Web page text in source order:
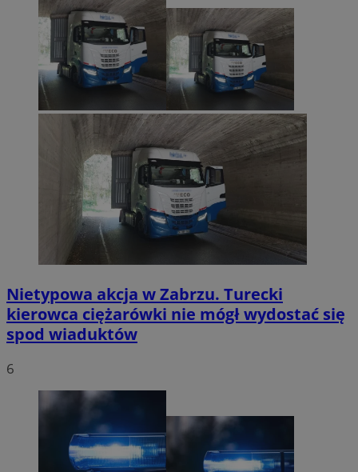
Nietypowa akcja w Zabrzu. Turecki
kierowca ciężarówki nie mógł wydostać się
spod wiaduktów
6